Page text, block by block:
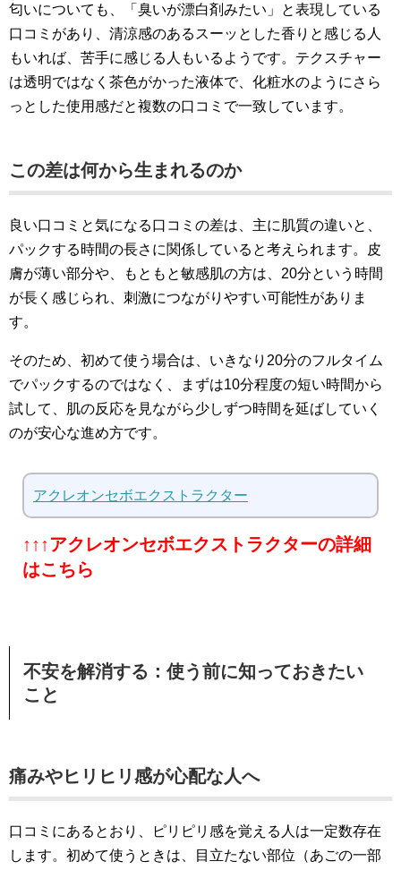
匂いについても、「臭いが漂白剤みたい」と表現している
口コミがあり、清涼感のあるスーッとした香りと感じる人
もいれば、苦手に感じる人もいるようです。テクスチャー
は透明ではなく茶色がかった液体で、化粧水のようにさら
っとした使用感だと複数の口コミで一致しています。
この差は何から生まれるのか
良い口コミと気になる口コミの差は、主に肌質の違いと、
パックする時間の長さに関係していると考えられます。皮
膚が薄い部分や、もともと敏感肌の方は、20分という時間
が長く感じられ、刺激につながりやすい可能性がありま
す。
そのため、初めて使う場合は、いきなり20分のフルタイム
でパックするのではなく、まずは10分程度の短い時間から
試して、肌の反応を見ながら少しずつ時間を延ばしていく
のが安心な進め方です。
アクレオンセボエクストラクター
↑↑↑アクレオンセボエクストラクターの詳細
はこちら
不安を解消する：使う前に知っておきたい
こと
痛みやヒリヒリ感が心配な人へ
口コミにあるとおり、ピリピリ感を覚える人は一定数存在
します。初めて使うときは、目立たない部位（あごの一部